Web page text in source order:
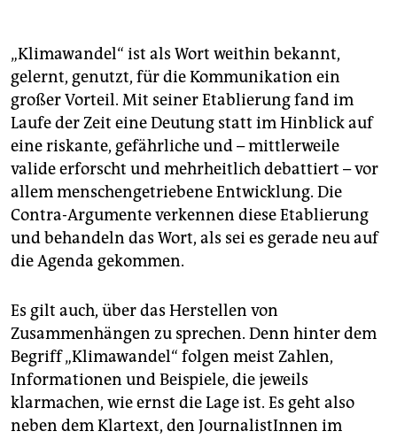
„Klimawandel“ ist als Wort weithin bekannt,
gelernt, genutzt, für die Kommunikation ein
großer Vorteil. Mit seiner Etablierung fand im
Laufe der Zeit eine Deutung statt im Hinblick auf
eine riskante, gefährliche und – mittlerweile
valide erforscht und mehrheitlich debattiert – vor
allem menschengetriebene Entwicklung. Die
Contra-Argumente verkennen diese Etablierung
und behandeln das Wort, als sei es gerade neu auf
die Agenda gekommen.
Es gilt auch, über das Herstellen von
Zusammenhängen zu sprechen. Denn hinter dem
Begriff „Klimawandel“ folgen meist Zahlen,
Informationen und Beispiele, die jeweils
klarmachen, wie ernst die Lage ist. Es geht also
neben dem Klartext, den JournalistInnen im